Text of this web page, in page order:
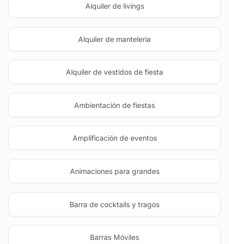
Alquiler de livings
Alquiler de manteleria
Alquiler de vestidos de fiesta
Ambientación de fiestas
Amplificación de eventos
Animaciones para grandes
Barra de cocktails y tragos
Barras Móviles